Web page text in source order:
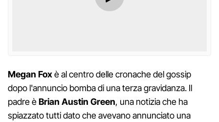
Megan Foxè al centro delle cronache del gossip
dopo l'annuncio bomba di una terza gravidanza. Il
padre èBrian Austin Green, una notizia che ha
spiazzato tutti dato che avevano annunciato una